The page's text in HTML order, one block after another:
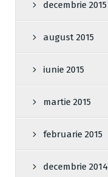
decembrie 2015
august 2015
iunie 2015
martie 2015
februarie 2015
decembrie 2014